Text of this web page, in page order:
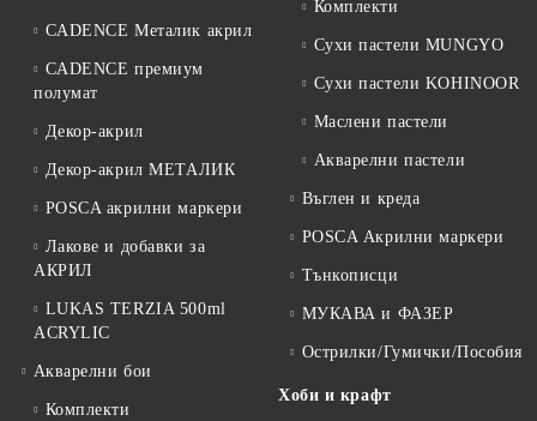
CADENCE Металик акрил
CADENCE премиум
полумат
Декор-акрил
Декор-акрил МЕТАЛИК
POSCA акрилни маркери
Лакове и добавки за
АКРИЛ
LUKAS TERZIA 500ml
ACRYLIC
Акварелни бои
Комплекти
Комплекти
Сухи пастели MUNGYO
Сухи пастели KOHINOOR
Маслени пастели
Акварелни пастели
Въглен и креда
POSCA Акрилни маркери
Тънкописци
МУКАВА и ФАЗЕР
Острилки/Гумички/Пособия
Хоби и крафт